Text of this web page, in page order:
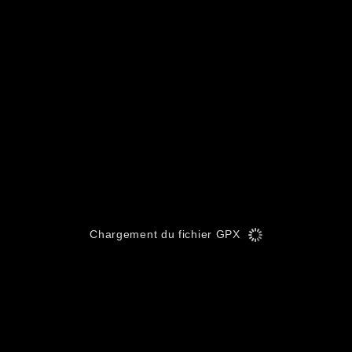
Chargement du fichier GPX